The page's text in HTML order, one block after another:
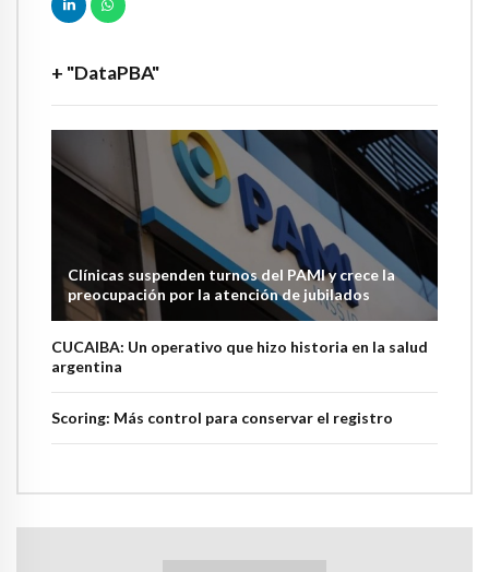
+ "DataPBA"
Clínicas suspenden turnos del PAMI y crece la
preocupación por la atención de jubilados
CUCAIBA: Un operativo que hizo historia en la salud
argentina
Scoring: Más control para conservar el registro